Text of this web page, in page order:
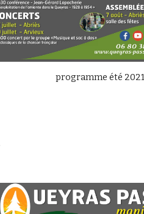
programme été 2021